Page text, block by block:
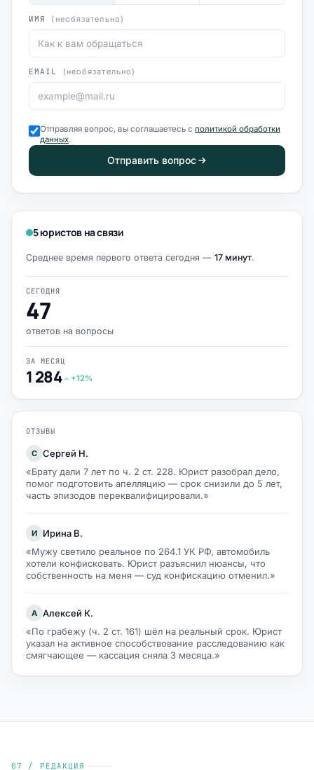
ИМЯ (необязательно)
EMAIL (необязательно)
Отправляя вопрос, вы соглашаетесь с политикой обработки
данных.
Отправить вопрос
5 юристов на связи
Среднее время первого ответа сегодня — 17 минут.
СЕГОДНЯ
47
ответов на вопросы
ЗА МЕСЯЦ
1 284 +12%
ОТЗЫВЫ
С Сергей Н.
«Брату дали 7 лет по ч. 2 ст. 228. Юрист разобрал дело,
помог подготовить апелляцию — срок снизили до 5 лет,
часть эпизодов переквалифицировали.»
И
Ирина В.
«Мужу светило реальное по 264.1 УК РФ, автомобиль
хотели конфисковать. Юрист разъяснил нюансы, что
собственность на меня — суд конфискацию отменил.»
А Алексей К.
«По грабежу (ч. 2 ст. 161) шёл на реальный срок. Юрист
указал на активное способствование расследованию как
смягчающее — кассация сняла 3 месяца.»
07 / РЕДАКЦИЯ